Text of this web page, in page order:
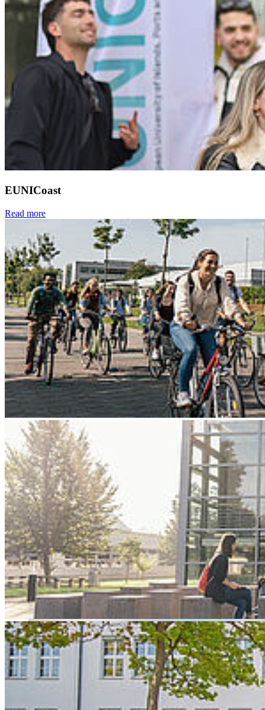
EUNICoast
Read more
Go to slide 1
Go to slide 2
Go to slide 3
Go to slide 4
Go to slide 5
Go to slide 6
Go to slide 7
Go to slide 8
Go to slide 9
Zurück
EUNICoast-Partner des Monats: Åland
University of Applied Sciences
03/03/2025
Die HOST ist Teil der Europäischen Universität EUNICoast. Hier
stellen wir jeden Monat einen Partner aus der Allianz vor.